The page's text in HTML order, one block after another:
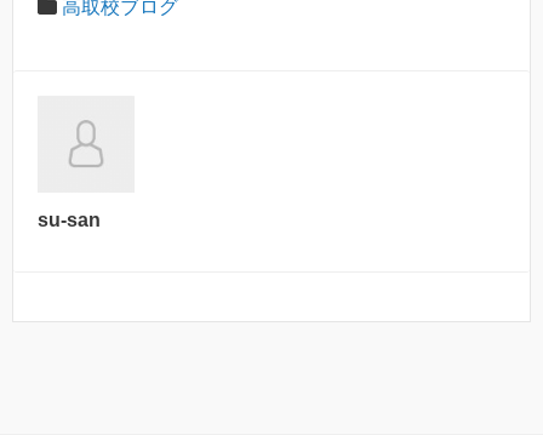
高取校ブログ
su-san